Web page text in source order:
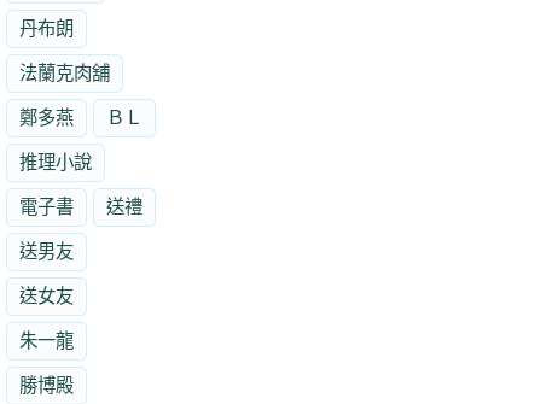
丹布朗
法蘭克肉舖
鄭多燕 ＢＬ
推理小說
電子書 送禮
送男友
送女友
朱一龍
勝博殿